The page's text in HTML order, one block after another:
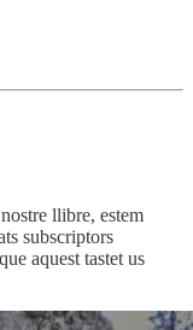
llibre, estem
subscriptors
aquest tastet us